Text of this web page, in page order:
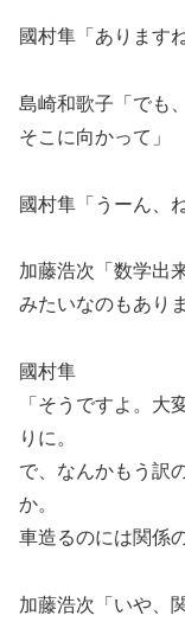
國村隼「ありますね
島崎和歌子「でも
そこに向かって」
國村隼「うーん、
加藤浩次「数学出
みたいなのもあり
國村隼
「そうですよ。大
りに。
で、なんかもう訳
か。
車造るのには関係
加藤浩次「いや、